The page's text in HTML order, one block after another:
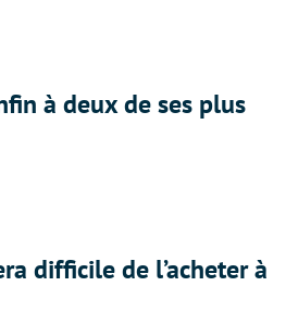
à deux de ses plus
difficile de l’acheter à